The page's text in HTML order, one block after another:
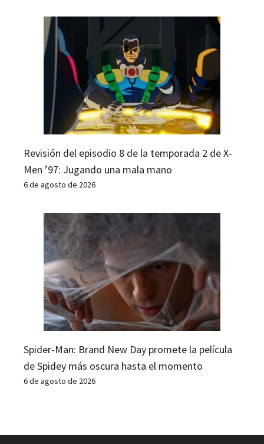
Revisión del episodio 8 de la temporada 2 de X-
Men ’97: Jugando una mala mano
6 de agosto de 2026
Spider-Man: Brand New Day promete la película
de Spidey más oscura hasta el momento
6 de agosto de 2026